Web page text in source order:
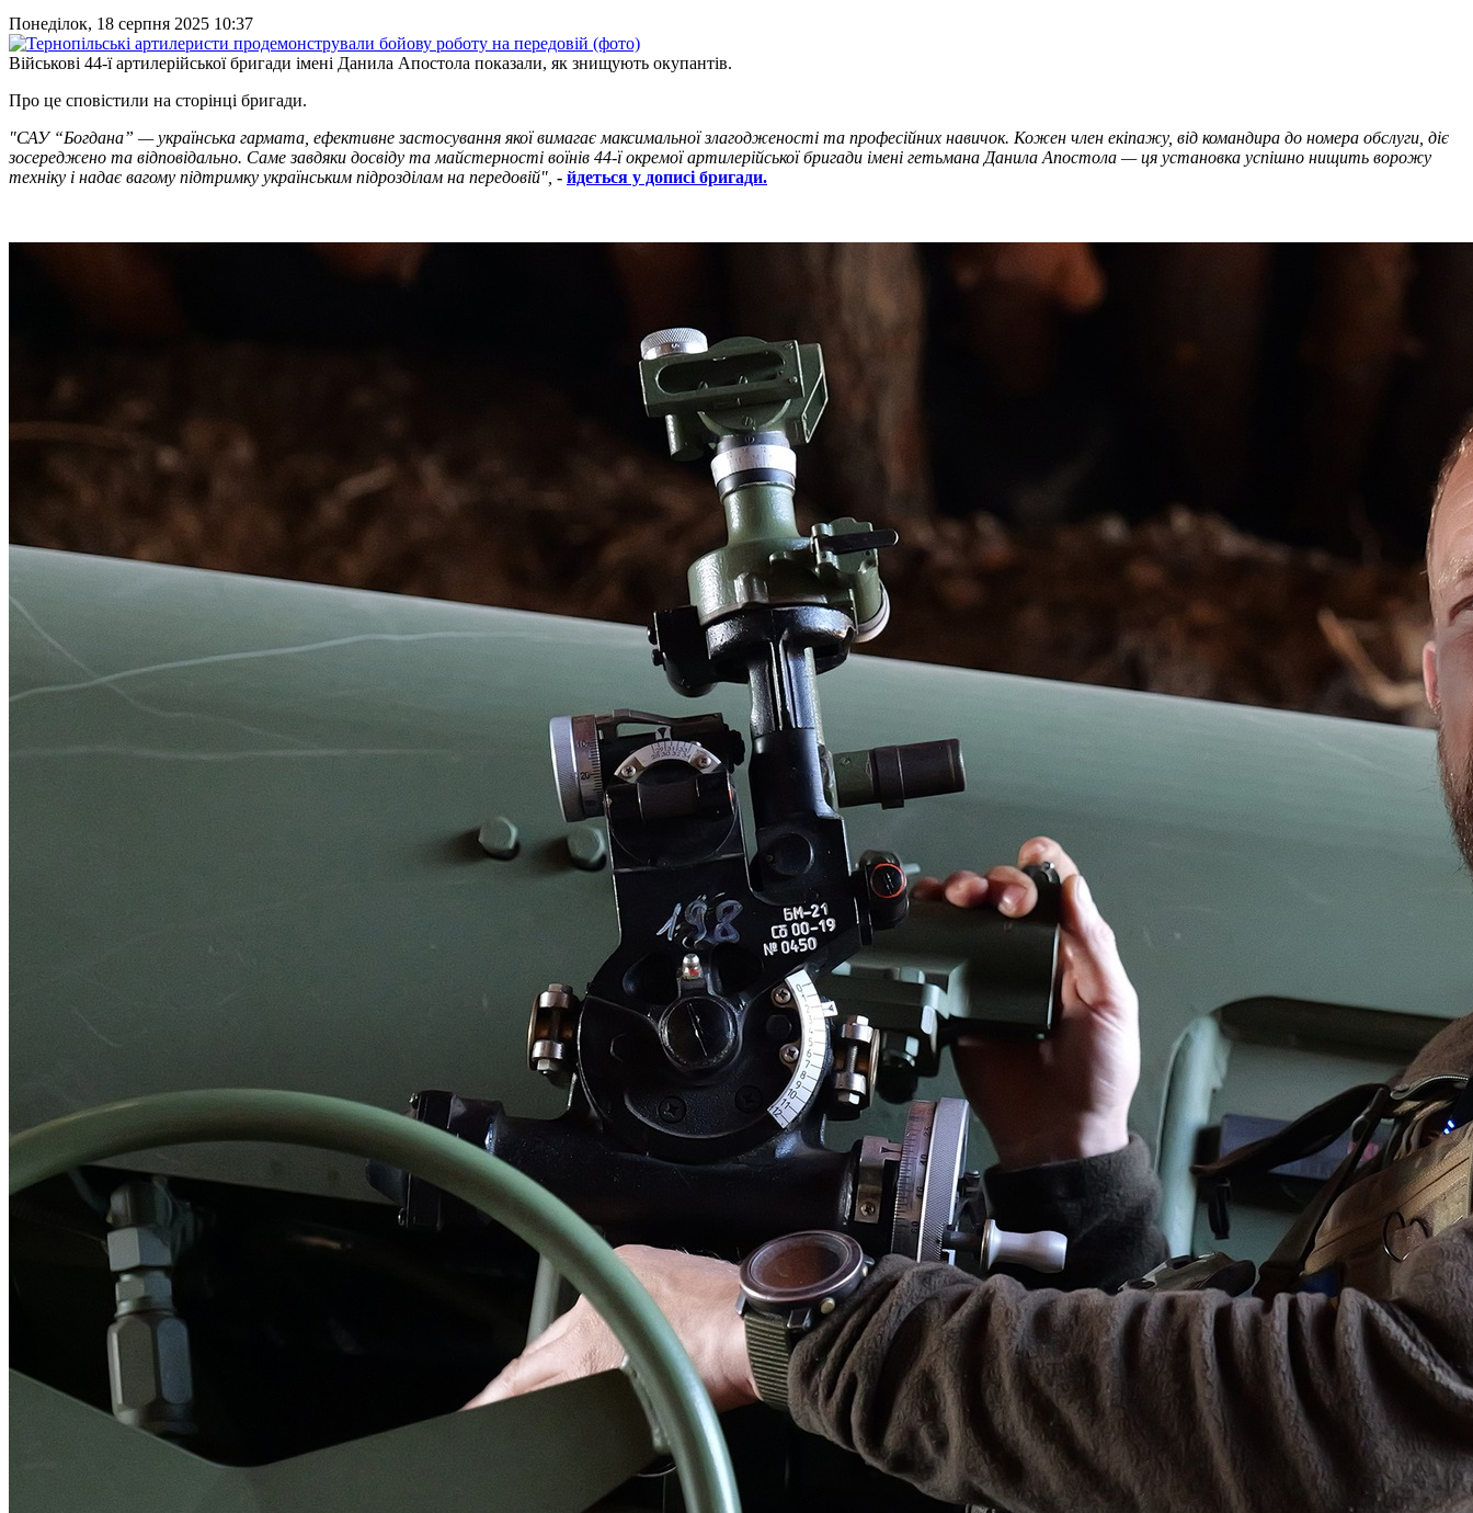
Понеділок, 18 серпня 2025 10:37
Військові 44-ї артилерійської бригади імені Данила Апостола показали, як знищують окупантів.
Про це сповістили на сторінці бригади.
"САУ “Богдана” — українська гармата, ефективне застосування якої вимагає максимальної злагодженості та професійних навичок. Кожен член екіпажу, від командира до номера обслуги, діє
зосереджено та відповідально. Саме завдяки досвіду та майстерності воїнів 44-ї окремої артилерійської бригади імені гетьмана Данила Апостола — ця установка успішно нищить ворожу
техніку і надає вагому підтримку українським підрозділам на передовій", - йдеться у дописі бригади.